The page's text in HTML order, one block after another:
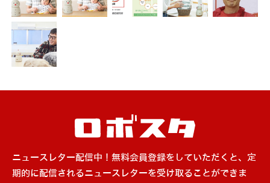
ニュースレター配信中！無料会員登録をしていただくと、定
期的に配信されるニュースレターを受け取ることができま